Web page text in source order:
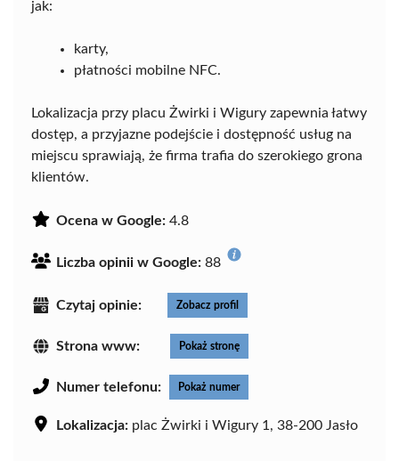
jak:
karty,
płatności mobilne NFC.
Lokalizacja przy placu Żwirki i Wigury zapewnia łatwy
dostęp, a przyjazne podejście i dostępność usług na
miejscu sprawiają, że firma trafia do szerokiego grona
klientów.
Ocena w Google: 4.8
Liczba opinii w Google: 88
Czytaj opinie: Zobacz profil
Strona www: Pokaż stronę
Numer telefonu: Pokaż numer
Lokalizacja: plac Żwirki i Wigury 1, 38-200 Jasło